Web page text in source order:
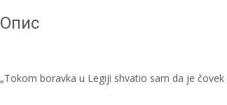
Опис
„Tokom boravka u Legiji shvatio sam da je